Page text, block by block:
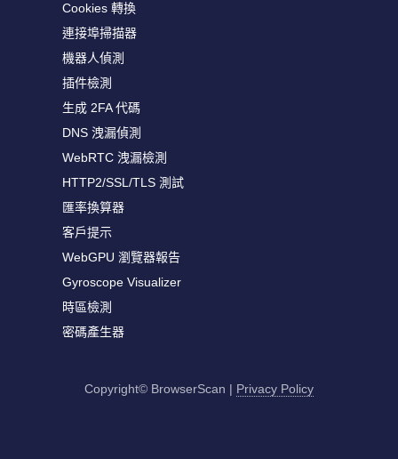
Cookies 轉換
連接埠掃描器
機器人偵測
插件檢測
生成 2FA 代碼
DNS 洩漏偵測
WebRTC 洩漏檢測
HTTP2/SSL/TLS 測試
匯率換算器
客戶提示
WebGPU 瀏覽器報告
Gyroscope Visualizer
時區檢測
密碼產生器
Copyright© BrowserScan | Privacy Policy